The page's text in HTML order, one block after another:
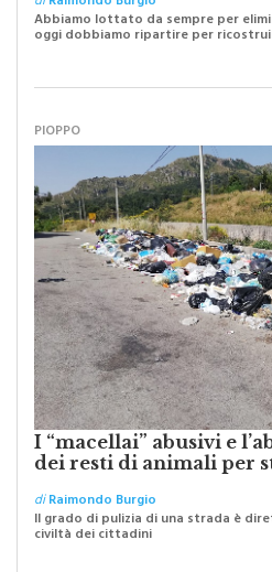
diRaimondo Burgio
I “macellai” abusivi e
dei resti di animali per
diRaimondo Burgio